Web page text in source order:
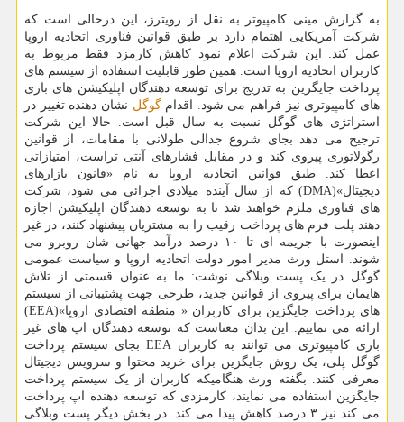
به گزارش مینی کامپیوتر به نقل از رویترز، این درحالی است که
شرکت آمریکایی اهتمام دارد بر طبق قوانین فناوری اتحادیه اروپا
عمل کند. این شرکت اعلام نمود کاهش کارمزد فقط مربوط به
کاربران اتحادیه اروپا است. همین طور قابلیت استفاده از سیستم های
پرداخت جایگزین به تدریج برای توسعه دهندگان اپلیکیشن های بازی
های کامپیوتری نیز فراهم می شود. اقدامگوگل نشان دهنده تغییر در
استراتژی های گوگل نسبت به سال قبل است. حالا این شرکت
ترجیح می دهد بجای شروع جدالی طولانی با مقامات، از قوانین
رگولاتوری پیروی کند و در مقابل فشارهای آنتی تراست، امتیازاتی
اعطا کند. طبق قوانین اتحادیه اروپا به نام «قانون بازارهای
دیجیتال»(DMA) که از سال آینده میلادی اجرائی می شود، شرکت
های فناوری ملزم خواهند شد تا به توسعه دهندگان اپلیکیشن اجازه
دهند پلت فرم های پرداخت رقیب را به مشتریان پیشنهاد کنند، در غیر
اینصورت با جریمه ای تا ۱۰ درصد درآمد جهانی شان روبرو می
شوند. استل ورث مدیر امور دولت اتحادیه اروپا و سیاست عمومی
گوگل در یک پست وبلاگی نوشت: ما به عنوان قسمتی از تلاش
هایمان برای پیروی از قوانین جدید، طرحی جهت پشتیبانی از سیستم
های پرداخت جایگزین برای کاربران « منطقه اقتصادی اروپا»(EEA)
ارائه می نماییم. این بدان معناست که توسعه دهندگان اپ های غیر
بازی کامپیوتری می توانند به کاربران EEA بجای سیستم پرداخت
گوگل پلی، یک روش جایگزین برای خرید محتوا و سرویس دیجیتال
معرفی کنند. بگفته ورث هنگامیکه کاربران از یک سیستم پرداخت
جایگزین استفاده می نمایند، کارمزدی که توسعه دهنده اپ پرداخت
می کند نیز ۳ درصد کاهش پیدا می کند. در بخش دیگر پست وبلاگی